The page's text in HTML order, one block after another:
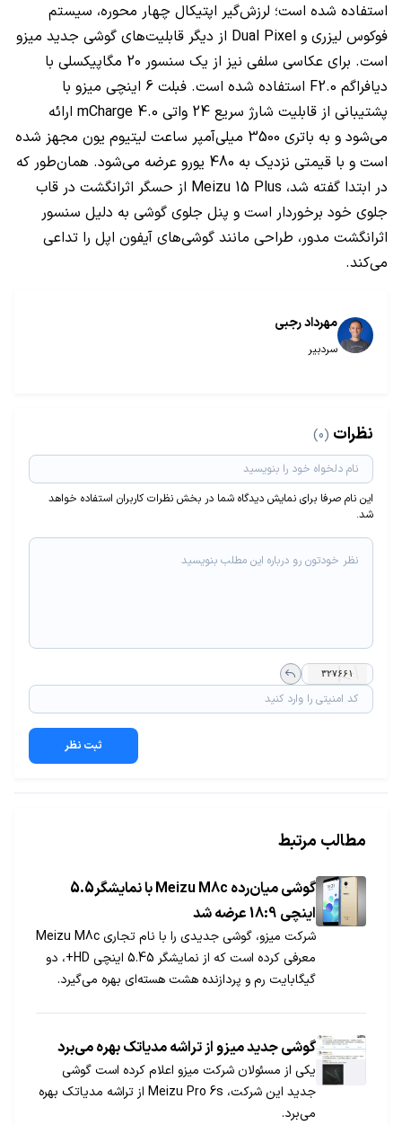
استفاده شده است؛ لرزش‌گیر اپتیکال چهار محوره، سیستم
فوکوس لیزری و Dual Pixel از دیگر قابلیت‌های گوشی جدید میزو
است. برای عکاسی سلفی نیز از یک سنسور 20 مگاپیکسلی با
دیافراگم F2.0 استفاده شده است. فبلت 6 اینچی میزو با
پشتیبانی از قابلیت شارژ سریع 24 واتی mCharge 4.0 ارائه
می‌شود و به باتری 3500 میلی‌آمپر ساعت لیتیوم یون مجهز شده
است و با قیمتی نزدیک به 480 یورو عرضه می‌شود. همان‌طور که
در ابتدا گفته شد، Meizu 15 Plus از حسگر اثرانگشت در قاب
جلوی خود برخوردار است و پنل جلوی گوشی به دلیل سنسور
اثرانگشت مدور، طراحی مانند گوشی‌های آیفون اپل را تداعی
می‌کند.
مهرداد رجبی
سردبیر
نظرات (0)
این نام صرفا برای نمایش دیدگاه شما در بخش نظرات کاربران استفاده خواهد
شد.
ثبت نظر
مطالب مرتبط
گوشی میان‌رده Meizu M8c با نمایشگر5.5
اینچی 18:9 عرضه شد
شرکت میزو، گوشی جدیدی را با نام تجاری Meizu M8c
معرفی کرده است که از نمایشگر 5.45 اینچی HD+، دو
گیگابایت رم و پردازنده هشت هسته‌ای بهره می‌گیرد.
گوشی جدید میزو از تراشه مدیاتک بهره می‌برد
یکی از مسئولان شرکت میزو اعلام کرده است گوشی
جدید این شرکت، Meizu Pro 6s از تراشه مدیاتک بهره
می‌برد.